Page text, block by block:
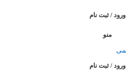
ورود / ثبت نام
منو
ورود / ثبت نام